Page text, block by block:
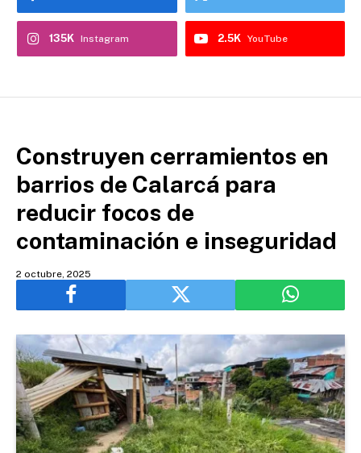
Instagram
135K YouTube
2.5K
Construyen cerramientos en
barrios de Calarcá para
reducir focos de
contaminación e inseguridad
2 octubre, 2025